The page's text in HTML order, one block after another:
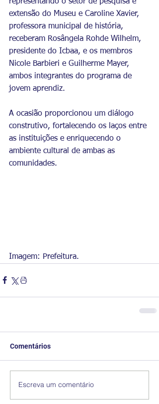
extensão do Museu e Caroline Xavier,
professora municipal de história,
receberam Rosângela Rohde Wilhelm,
presidente do Icbaa, e os membros
Nicole Barbieri e Guilherme Mayer,
ambos integrantes do programa de
jovem aprendiz.
A ocasião proporcionou um diálogo
construtivo, fortalecendo os laços entre
as instituições e enriquecendo o
ambiente cultural de ambas as
comunidades.
Imagem: Prefeitura.
Comentários
Escreva um comentário